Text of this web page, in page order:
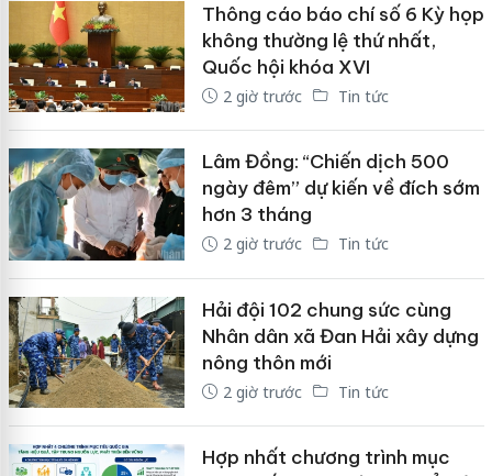
Thông cáo báo chí số 6 Kỳ họp
không thường lệ thứ nhất,
Quốc hội khóa XVI
2 giờ trước Tin tức
Lâm Đồng: “Chiến dịch 500
ngày đêm” dự kiến về đích sớm
hơn 3 tháng
2 giờ trước Tin tức
Hải đội 102 chung sức cùng
Nhân dân xã Đan Hải xây dựng
nông thôn mới
2 giờ trước Tin tức
Hợp nhất chương trình mục